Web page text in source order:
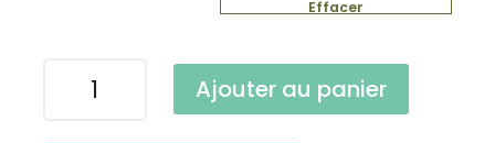
Effacer
Ajouter au panier